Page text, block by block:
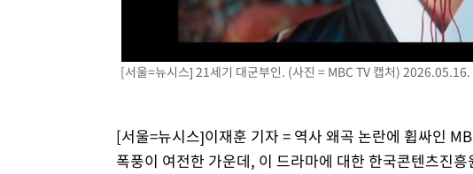
[서울=뉴시스] 21세기 대군부인. (사진 = MBC TV 캡처) 2026.05.16.
[서울=뉴시스]이재훈 기자 = 역사 왜곡 논란에 휩싸인
폭풍이 여전한 가운데, 이 드라마에 대한 한국콘텐츠진